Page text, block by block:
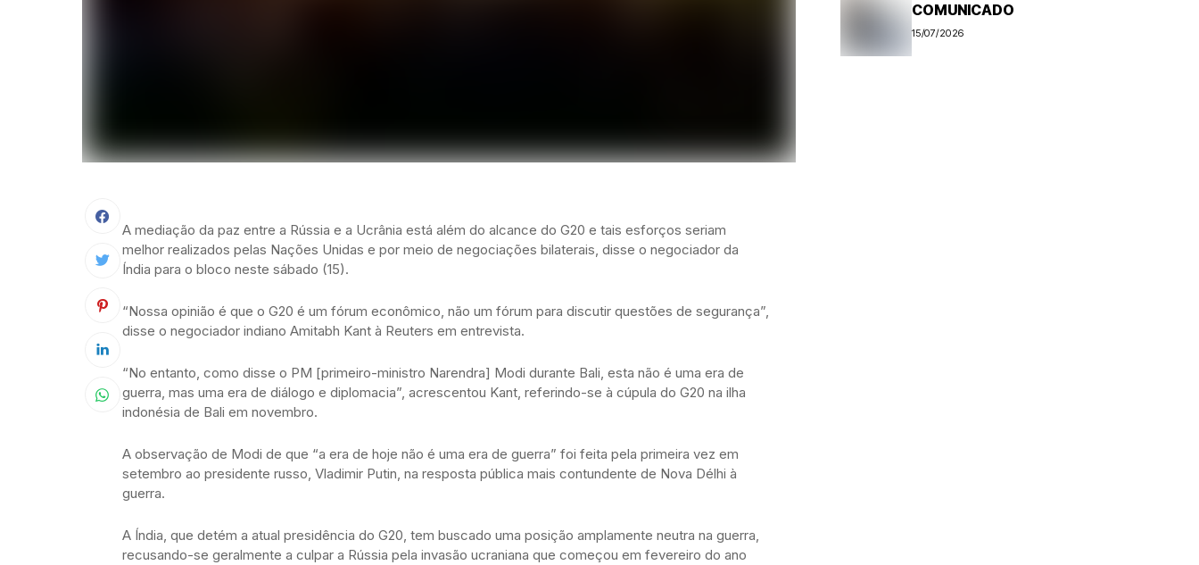
A mediação da paz entre a Rússia e a Ucrânia está além do alcance do G20 e tais esforços seriam
melhor realizados pelas Nações Unidas e por meio de negociações bilaterais, disse o negociador da
Índia para o bloco neste sábado (15).
“Nossa opinião é que o G20 é um fórum econômico, não um fórum para discutir questões de segurança”,
disse o negociador indiano Amitabh Kant à Reuters em entrevista.
“No entanto, como disse o PM [primeiro-ministro Narendra] Modi durante Bali, esta não é uma era de
guerra, mas uma era de diálogo e diplomacia”, acrescentou Kant, referindo-se à cúpula do G20 na ilha
indonésia de Bali em novembro.
A observação de Modi de que “a era de hoje não é uma era de guerra” foi feita pela primeira vez em
setembro ao presidente russo, Vladimir Putin, na resposta pública mais contundente de Nova Délhi à
guerra.
A Índia, que detém a atual presidência do G20, tem buscado uma posição amplamente neutra na guerra,
recusando-se geralmente a culpar a Rússia pela invasão ucraniana que começou em fevereiro do ano
COMUNICADO
15/07/2026